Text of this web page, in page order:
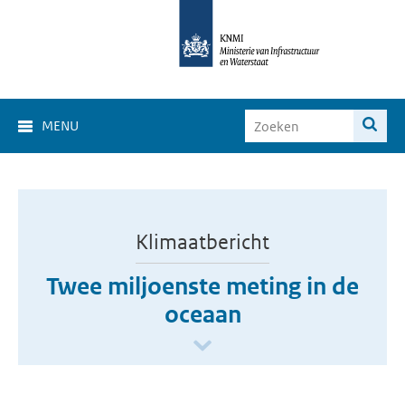
MENU
Klimaatbericht
Twee miljoenste meting in de
oceaan